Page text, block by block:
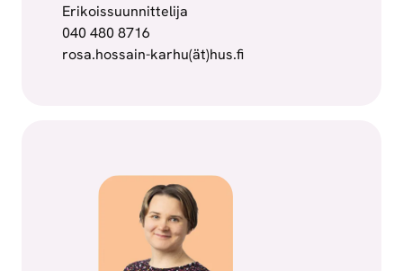
Erikoissuunnittelija
040 480 8716
rosa.hossain-karhu(ät)hus.fi